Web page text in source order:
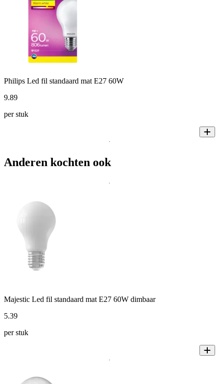
Philips Led fil standaard mat E27 60W
9.89
per stuk
Anderen kochten ook
Majestic Led fil standaard mat E27 60W dimbaar
5.39
per stuk